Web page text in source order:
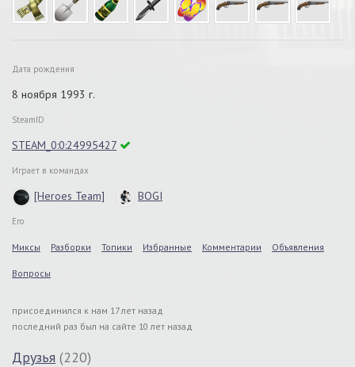
Дата рождения
8 ноября 1993 г.
SteamID
STEAM_0:0:24995427
Играет в командах
[Heroes Team] BOGI
Его
Миксы Разборки Топики Избранные Комментарии Объявления
Вопросы
присоединился к нам 17 лет назад
последний раз был на сайте 10 лет назад
Друзья (220)